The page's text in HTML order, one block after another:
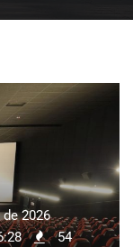
2026
54